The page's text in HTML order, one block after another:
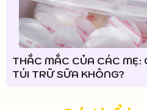
THẮC MẮC CỦA CÁC MẸ:
TÚI TRỮ SỮA KHÔNG?